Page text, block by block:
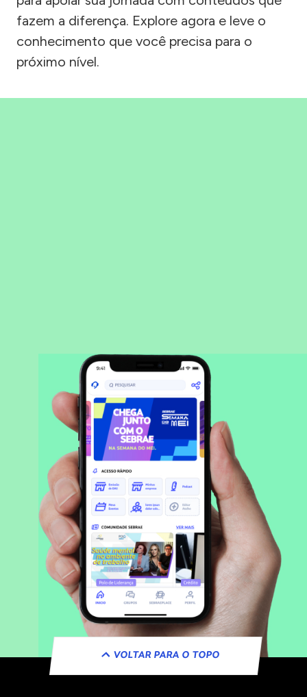
fazem a diferença. Explore agora e leve o
conhecimento que você precisa para o
próximo nível.
VOLTAR PARA O TOPO